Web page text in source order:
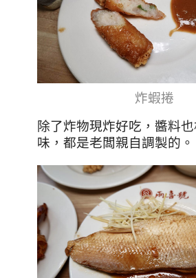
炸蝦捲
除了炸物現炸好吃，醬料
味，都是老闆親自調製的。